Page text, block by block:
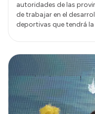
autoridades de las
de trabajar en el
deportivas que tendrá